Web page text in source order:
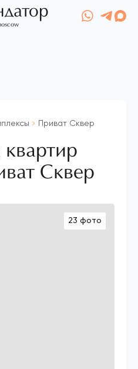
Приват Сквер
Сквер
23 фото